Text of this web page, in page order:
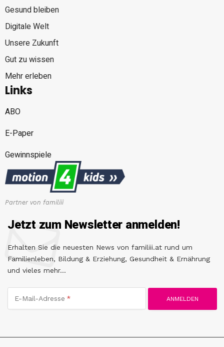
Gesund bleiben
Digitale Welt
Unsere Zukunft
Gut zu wissen
Mehr erleben
Links
ABO
E-Paper
Gewinnspiele
Partner von familiii
Jetzt zum Newsletter anmelden!
Erhalten Sie die neuesten News von familiii.at rund um
Familienleben, Bildung & Erziehung, Gesundheit & Ernährung
und vieles mehr...
E-Mail-Adresse